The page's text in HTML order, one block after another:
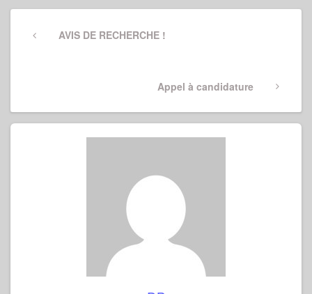
Navigation
PreviousAVIS DE RECHERCHE !
Next
Appel à candidature